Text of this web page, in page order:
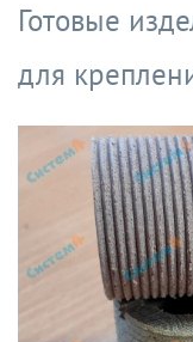
Готовые
для